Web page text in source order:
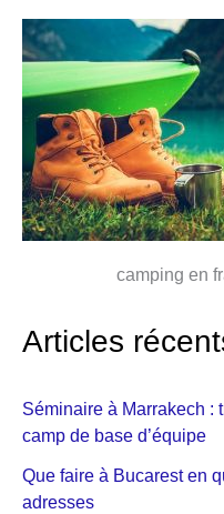
camping en
Articles
Séminaire à Marrakech :
camp de base d’équipe
Que faire à Bucarest en
adresses